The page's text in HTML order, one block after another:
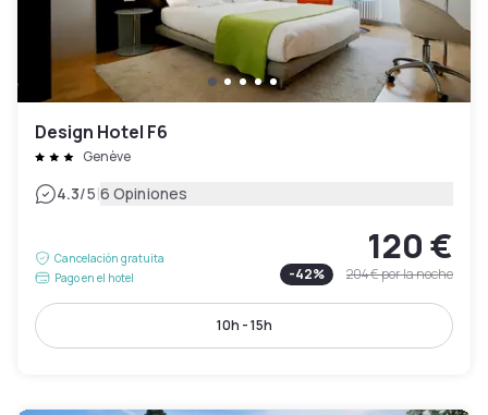
Design Hotel F6
Genève
4.3/5|6 Opiniones
Cancelación gratuita
Pago en el hotel
120 €
-42% 204 €por la noche
10h - 15h